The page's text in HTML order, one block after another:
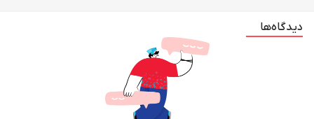
الحمبرا در ایران می باشد و محصولات این برند را با ضمانت اصالت و کیفیت با
مناسب ترین قیمت به صورت تک و عمده عرضه می کند.
دیدگاه‌ها